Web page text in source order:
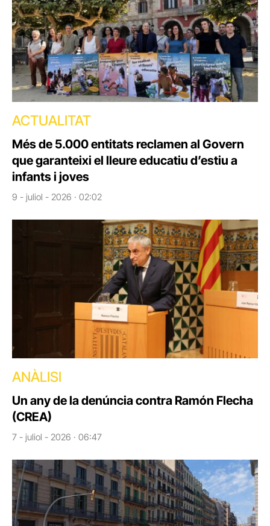
ACTUALITAT
Més de 5.000 entitats reclamen al Govern
que garanteixi el lleure educatiu d’estiu a
infants i joves
9 - juliol - 2026 · 02:02
ANÀLISI
Un any de la denúncia contra Ramón Flecha
(CREA)
7 - juliol - 2026 · 06:47